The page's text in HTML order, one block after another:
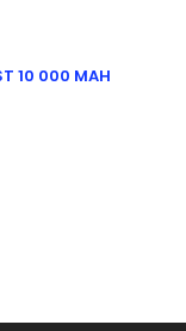
10 000 MAH